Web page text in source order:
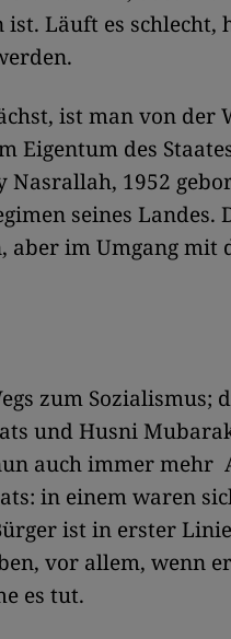
ist. Läuft es schlecht,
ist man von der
Eigentum des
1952
seines Landes.
aber im Umgang mit
zum Sozialismus;
und Husni
auch immer mehr
in einem waren
ist in erster
vor allem, wenn
es tut.